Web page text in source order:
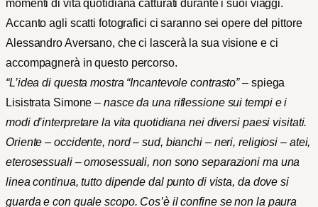
momenti di vita quotidiana catturati durante i suoi viaggi.
Accanto agli scatti fotografici ci saranno sei opere del pittore
Alessandro Aversano, che ci lascerà la sua visione e ci
accompagnerà in questo percorso.
“L’idea di questa mostra “Incantevole contrasto” – spiega
Lisistrata Simone – nasce da una riflessione sui tempi e i
modi d’interpretare la vita quotidiana nei diversi paesi visitati.
Oriente – occidente, nord – sud, bianchi – neri, religiosi – atei,
eterosessuali – omosessuali, non sono separazioni ma una
linea continua, tutto dipende dal punto di vista, da dove si
guarda e con quale scopo. Cos’è il confine se non la paura